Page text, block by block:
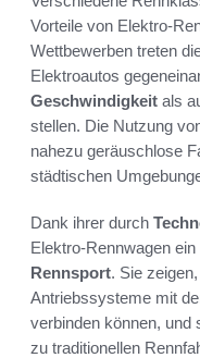
Vorteile von Elektro-
Wettbewerben treten
Elektroautos
Geschwindigkeit als
stellen. Die Nutzung
nahezu geräuschlose
städtischen
Dank ihrer durch
Elektro-Rennwagen
Rennsport. Sie
Antriebssysteme mit
verbinden können, und
zu traditionellen